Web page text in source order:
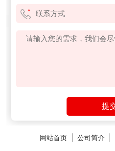
网站首页 公司简介